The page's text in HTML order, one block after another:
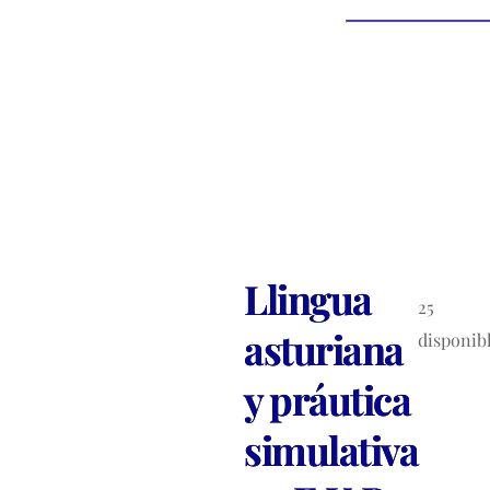
Llingua
asturiana
y práutica
simulativa
25